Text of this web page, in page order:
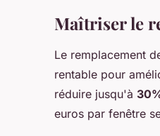
Maîtriser le
Le remplacement
rentable pour
réduire jusqu'à
euros par fenêtre